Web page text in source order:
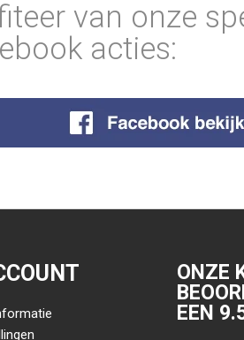
van onze
acties:
ONZE
EEN